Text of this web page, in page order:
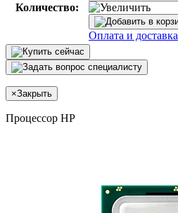
Количество:
Оплата и доставка
×Закрыть
Процессор HP